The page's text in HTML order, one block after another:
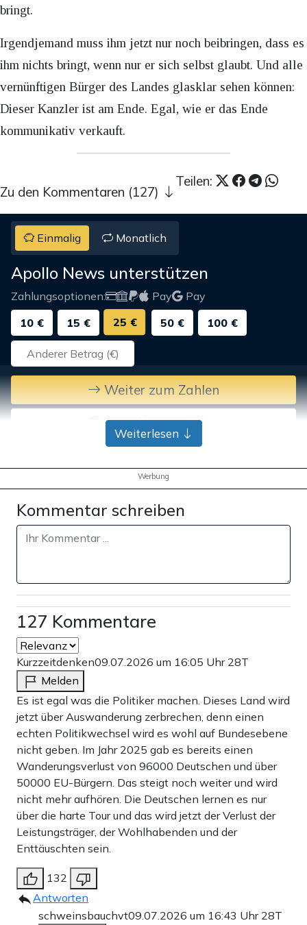
bringt.
Irgendjemand muss ihm jetzt nur noch beibringen, dass es
ihm nichts bringt, wenn nur er sich selbst glaubt. Und alle
vernünftigen Bürger des Landes glasklar sehen können:
Dieser Kanzler ist am Ende. Egal, wie er das Ende
kommunikativ verkauft.
Teilen:
Zu den Kommentaren (127)
Einmalig Monatlich
Apollo News unterstützen
Zahlungsoptionen: Pay
Pay
10 €
15 € 25 € 50 € 100 €
Weiter zum Zahlen
Bank-Überweisung
Weiterlesen
Werbung
Kommentar schreiben
127 Kommentare
Kurzzeitdenken09.07.2026 um 16:05 Uhr 28T
Melden
Es ist egal was die Politiker machen. Dieses Land wird
jetzt über Auswanderung zerbrechen, denn einen
echten Politikwechsel wird es wohl auf Bundesebene
nicht geben. Im Jahr 2025 gab es bereits einen
Wanderungsverlust von 96000 Deutschen und über
50000 EU-Bürgern. Das steigt noch weiter und wird
nicht mehr aufhören. Die Deutschen lernen es nur
über die harte Tour und das wird jetzt der Verlust der
Leistungsträger, der Wohlhabenden und der
Enttäuschten sein.
132
Antworten
schweinsbauchvt09.07.2026 um 16:43 Uhr 28T